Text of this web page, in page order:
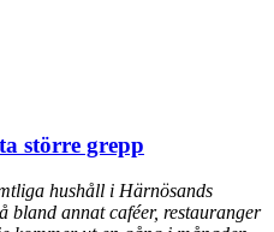
större grepp
hushåll i Härnösands
bland annat caféer, restauranger